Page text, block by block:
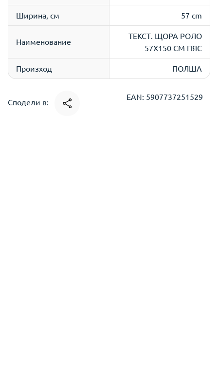
Ширина, см 57 cm
Наименование
ТЕКСТ. ЩОРА РОЛО
57Х150 СМ ПЯС
Произход ПОЛША
Сподели в:
EAN: 5907737251529